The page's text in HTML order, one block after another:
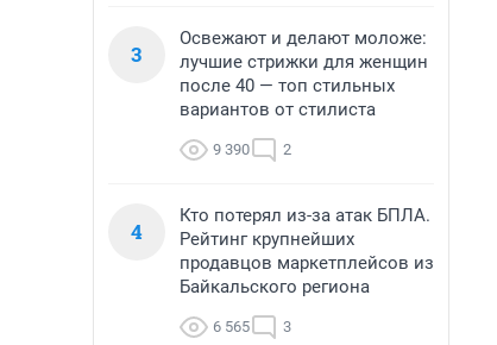
3
Освежают и делают моложе:
лучшие стрижки для женщин
после 40 — топ стильных
вариантов от стилиста
9 390 2
4
Кто потерял из-за атак БПЛА.
Рейтинг крупнейших
продавцов маркетплейсов из
Байкальского региона
6 565 3